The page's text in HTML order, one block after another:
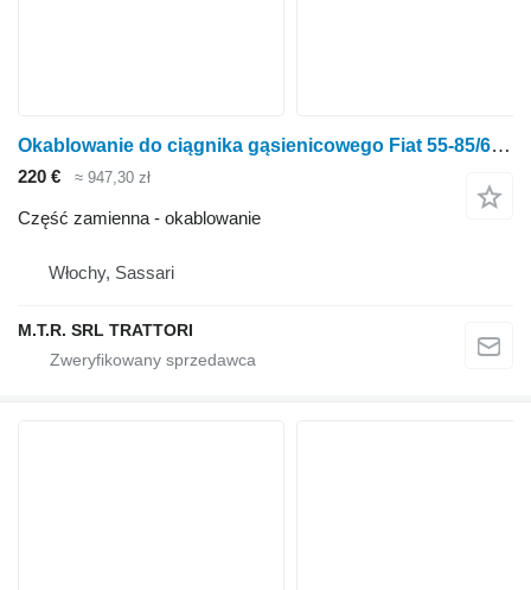
Okablowanie do ciągnika gąsienicowego Fiat 55-85/60-85
220 € ≈ 947,30 zł
Część zamienna - okablowanie
Włochy, Sassari
M.T.R. SRL TRATTORI